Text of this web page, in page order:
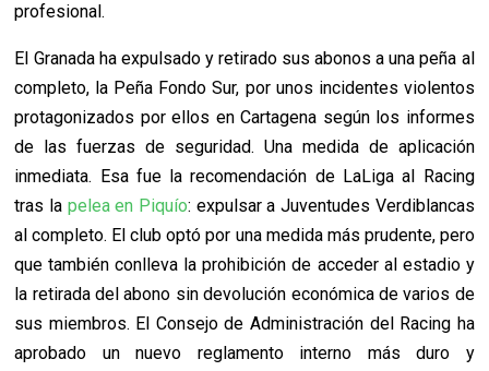
profesional.
El Granada ha expulsado y retirado sus abonos a una peña al
completo, la Peña Fondo Sur, por unos incidentes violentos
protagonizados por ellos en Cartagena según los informes
de las fuerzas de seguridad. Una medida de aplicación
inmediata. Esa fue la recomendación de LaLiga al Racing
tras la pelea en Piquío: expulsar a Juventudes Verdiblancas
al completo. El club optó por una medida más prudente, pero
que también conlleva la prohibición de acceder al estadio y
la retirada del abono sin devolución económica de varios de
sus miembros. El Consejo de Administración del Racing ha
aprobado un nuevo reglamento interno más duro y